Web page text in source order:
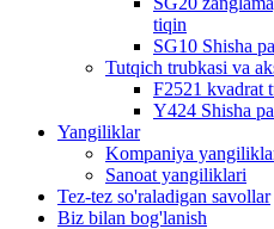
tiqin
SG10 Shisha
Tutqich trubkasi va
F2521 kvadrat
Y424 Shisha
Yangiliklar
Kompaniya
Sanoat yangiliklari
Tez-tez so'raladigan savollar
Biz bilan bog'lanish